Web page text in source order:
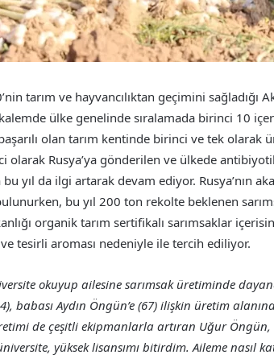
tarım ve hayvancılıktan geçimini sağladığı
ülke genelinde sıralamada birinci 10
olan tarım kentinde birinci ve tek olarak
olarak Rusya’ya gönderilen ve ülkede
bu yıl da ilgi artarak devam ediyor. Rusya’nın
bu yıl 200 ton rekolte beklenen
organik tarım sertifikalı sarımsaklar
tesirli aroması nedeniyle ile tercih ediliyor.
okuyup ailesine sarımsak üretiminde
babası Aydın Öngün’e (67) ilişkin üretim
de çeşitli ekipmanlarla artıran Uğur Öngün,
yüksek lisansımı bitirdim. Aileme nasıl